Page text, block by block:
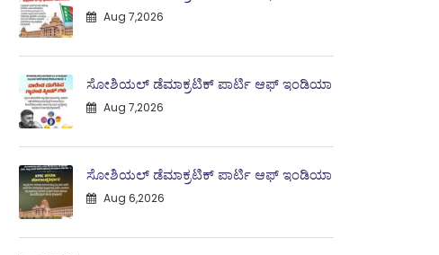
Aug 7,2026
ಸೋಶಿಯಲ್ ಡೆಮಾಕ್ರಟಿಕ್ ಪಾರ್ಟಿ ಆಫ್ ಇಂಡಿಯಾ
Aug 7,2026
ಸೋಶಿಯಲ್ ಡೆಮಾಕ್ರಟಿಕ್ ಪಾರ್ಟಿ ಆಫ್ ಇಂಡಿಯಾ
Aug 6,2026